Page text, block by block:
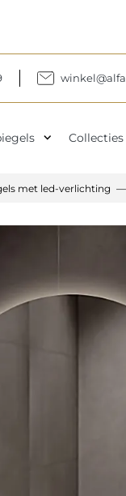
expand_more Collecties
met led-verlichting